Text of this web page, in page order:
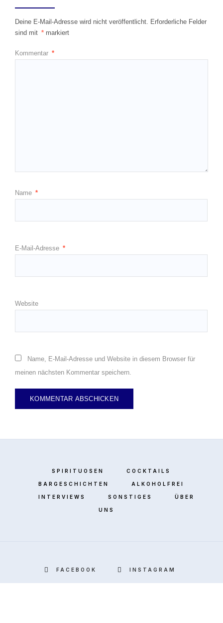
Deine E-Mail-Adresse wird nicht veröffentlicht. Erforderliche Felder
sind mit * markiert
Kommentar *
Name *
E-Mail-Adresse *
Website
Name, E-Mail-Adresse und Website in diesem Browser für
meinen nächsten Kommentar speichern.
SPIRITUOSEN COCKTAILS
BARGESCHICHTEN ALKOHOLFREI
INTERVIEWS SONSTIGES ÜBER
UNS
FACEBOOK INSTAGRAM